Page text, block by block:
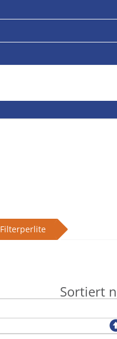
Filterperlite
Sortiert